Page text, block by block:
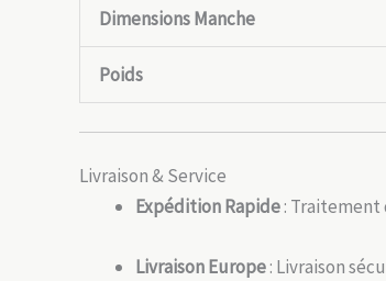
Dimensions Manche
Poids
Livraison & Service
Expédition Rapide: Traitement
Livraison Europe: Livraison